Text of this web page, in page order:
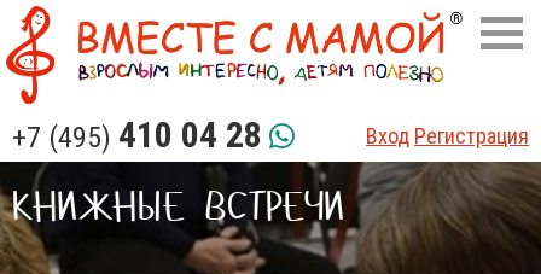
+7 (495) 410 04 28 Вход Регистрация
КНИЖНЫЕ ВСТРЕЧИ